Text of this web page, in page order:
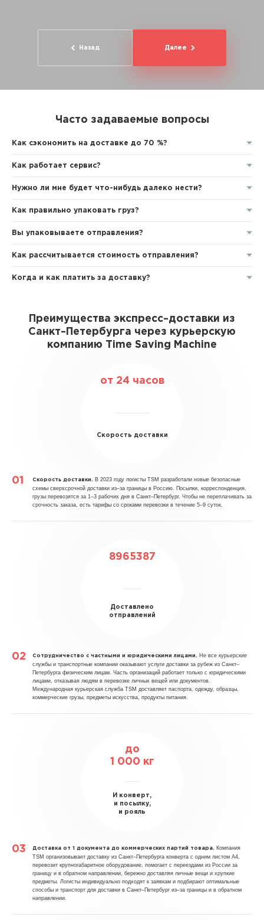
Назад Далее
Часто задаваемые вопросы
Как сэкономить на доставке до 70 %?
Как работает сервис?
Нужно ли мне будет что-нибудь далеко нести?
Как правильно упаковать груз?
Вы упаковываете отправления?
Как рассчитывается стоимость отправления?
Когда и как платить за доставку?
Преимущества экспресс–доставки из
Санкт–Петербурга через курьерскую
компанию Time Saving Machine
от 24 часов
Скорость доставки
Скорость доставки.
В 2023 году логисты TSM разработали новые безопасные
схемы сверхсрочной доставки из–за границы в Россию. Посылки, корреспонденция,
грузы перевозятся за 1–3 рабочих дня в Санкт–Петербург. Чтобы не переплачивать за
срочность заказа, есть тарифы со сроками перевозки в течение 5–9 суток.
8965387
Доставлено
отправлений
Сотрудничество с частными и юридическими лицами.
Не все курьерские
службы и транспортные компании оказывают услуги доставки за рубеж из Санкт–
Петербурга физическим лицам. Часть организаций работает только с юридическими
лицами, отказывая людям в перевозке личных вещей или документов.
Международная курьерская служба TSM доставляет паспорта, одежду, образцы,
коммерческие грузы, предметы искусства, продукты питания.
до
1 000 кг
И конверт,
и посылку,
и рояль
Доставка от 1 документа до коммерческих партий товара.
Компания
TSM организовывает доставку из Санкт–Петербурга конверта с одним листом А4,
перевозит крупногабаритное оборудование, помогает с переездами из России за
границу и в обратном направлении, бережно доставляя личные вещи и хрупкие
предметы. Логисты индивидуально подходят к заявкам и подбирают оптимальные
способы и транспорт для доставки в Санкт–Петербург из–за границы и в обратном
направлении.